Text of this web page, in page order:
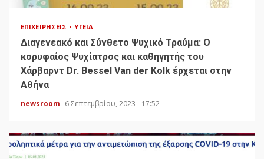
ΕΠΙΧΕΙΡΉΣΕΙΣ ΥΓΕΊΑ
Διαγενεακό και Σύνθετο Ψυχικό Τραύμα: Ο
κορυφαίος Ψυχίατρος και καθηγητής του
Χάρβαρντ Dr. Bessel Van der Kolk έρχεται στην
Αθήνα
newsroom 6 Σεπτεμβρίου, 2023 - 17:52